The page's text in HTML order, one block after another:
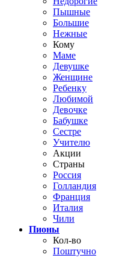
Пышные
Большие
Нежные
Кому
Маме
Девушке
Женщине
Ребенку
Любимой
Девочке
Бабушке
Сестре
Учителю
Акции
Страны
Россия
Голландия
Франция
Италия
Чили
Пионы
Кол-во
Поштучно